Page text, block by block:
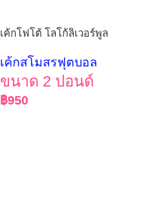
เค้กโฟโต้ โลโก้ลิเวอร์พูล
เค้กสโมสรฟุตบอล
ขนาด 2 ปอนด์
฿950